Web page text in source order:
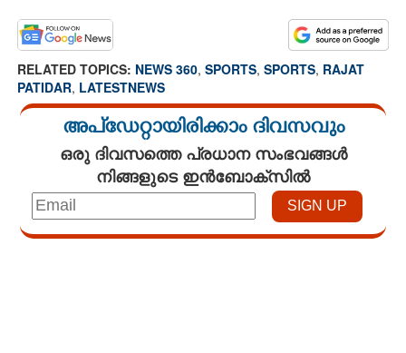
RELATED TOPICS: NEWS 360, SPORTS, SPORTS, RAJAT
PATIDAR, LATESTNEWS
അപ്ഡേറ്റായിരിക്കാം ദിവസവും
ഒരു ദിവസത്തെ പ്രധാന സംഭവങ്ങൾ
നിങ്ങളുടെ ഇൻബോക്സിൽ